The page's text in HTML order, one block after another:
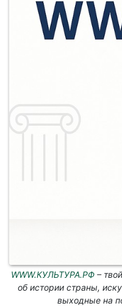
WWW.КУЛЬТУРА.РФ–
об истории страны,
выходные на